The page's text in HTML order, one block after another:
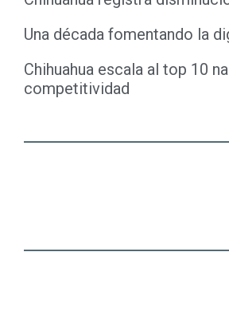
Una década fomentando la
Chihuahua escala al top 10
competitividad